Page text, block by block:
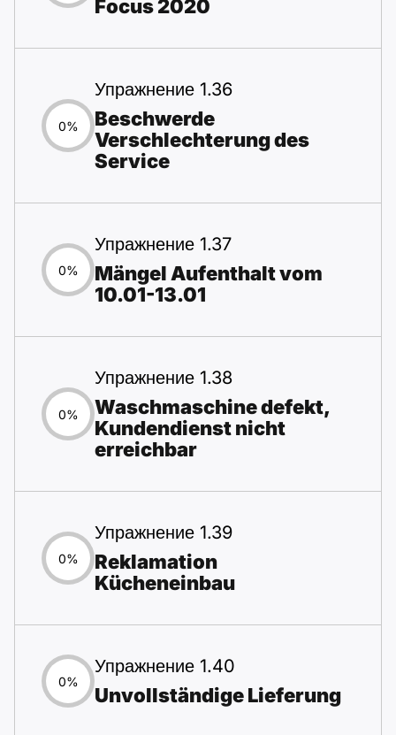
Focus 2020
0%
Упражнение 1.36
Beschwerde
Verschlechterung des
Service
0%
Упражнение 1.37
Mängel Aufenthalt vom
10.01-13.01
0%
Упражнение 1.38
Waschmaschine defekt,
Kundendienst nicht
erreichbar
0%
Упражнение 1.39
Reklamation
Kücheneinbau
0%
Упражнение 1.40
Unvollständige Lieferung